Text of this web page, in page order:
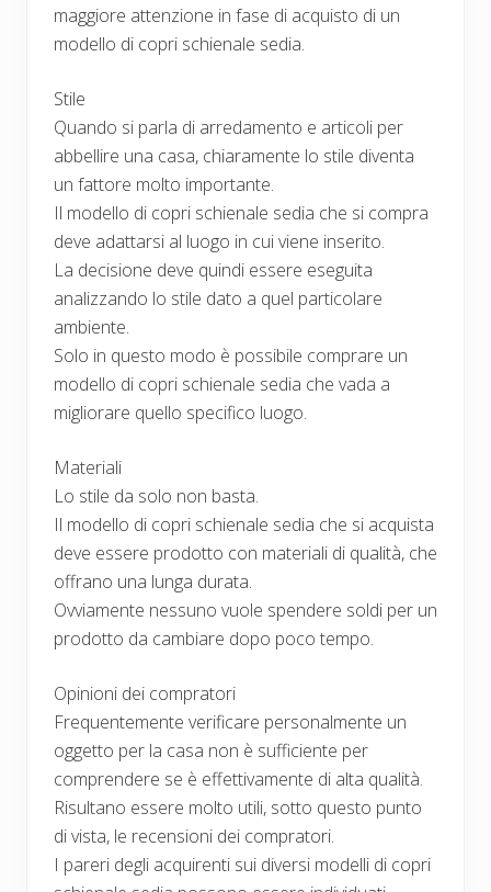
maggiore attenzione in fase di acquisto di un
modello di copri schienale sedia.
Stile
Quando si parla di arredamento e articoli per
abbellire una casa, chiaramente lo stile diventa
un fattore molto importante.
Il modello di copri schienale sedia che si compra
deve adattarsi al luogo in cui viene inserito.
La decisione deve quindi essere eseguita
analizzando lo stile dato a quel particolare
ambiente.
Solo in questo modo è possibile comprare un
modello di copri schienale sedia che vada a
migliorare quello specifico luogo.
Materiali
Lo stile da solo non basta.
Il modello di copri schienale sedia che si acquista
deve essere prodotto con materiali di qualità, che
offrano una lunga durata.
Ovviamente nessuno vuole spendere soldi per un
prodotto da cambiare dopo poco tempo.
Opinioni dei compratori
Frequentemente verificare personalmente un
oggetto per la casa non è sufficiente per
comprendere se è effettivamente di alta qualità.
Risultano essere molto utili, sotto questo punto
di vista, le recensioni dei compratori.
I pareri degli acquirenti sui diversi modelli di copri